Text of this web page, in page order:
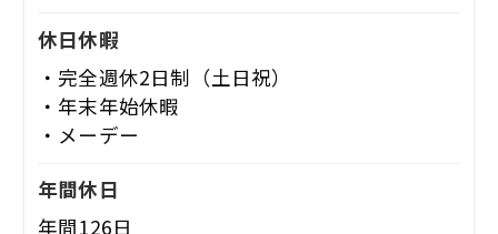
休日休暇
・完全週休2日制（土日祝）
・年末年始休暇
・メーデー
年間休日
年間126日